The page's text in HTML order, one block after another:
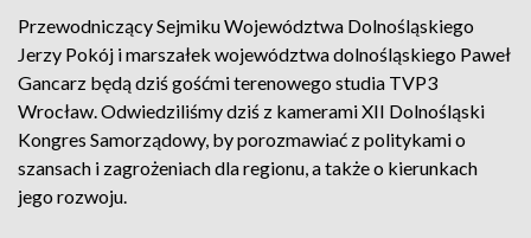
Przewodniczący Sejmiku Województwa Dolnośląskiego
Jerzy Pokój i marszałek województwa dolnośląskiego Paweł
Gancarz będą dziś gośćmi terenowego studia TVP3
Wrocław. Odwiedziliśmy dziś z kamerami XII Dolnośląski
Kongres Samorządowy, by porozmawiać z politykami o
szansach i zagrożeniach dla regionu, a także o kierunkach
jego rozwoju.